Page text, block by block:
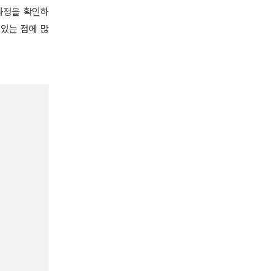
을 확인하
는 점에 많